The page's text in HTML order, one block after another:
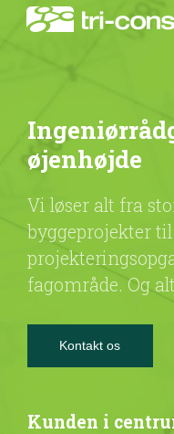
øjenhøjde
Vi løser alt fra
byggeprojekter
fagområde. Og
Kontakt os
Kunden i